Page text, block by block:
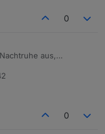
0
aus,
0